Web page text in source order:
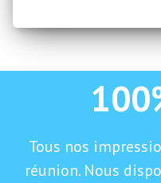
Tous nos
réunion. Nous